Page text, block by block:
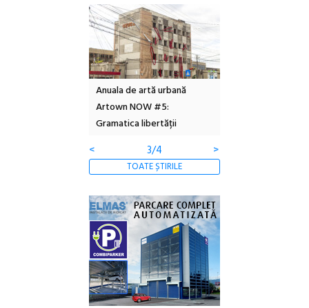
Anuala de artă urbană
Artown NOW #5:
Gramatica libertății
<
3/4 >
TOATE ȘTIRILE